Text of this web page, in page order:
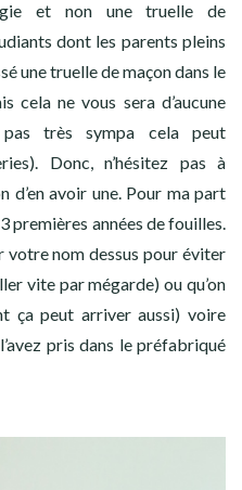
et non une truelle de
dont les parents pleins
une truelle de maçon dans le
cela ne vous sera d’aucune
très sympa cela peut
Donc, n’hésitez pas à
d’en avoir une. Pour ma part
premières années de fouilles.
votre nom dessus pour éviter
vite par mégarde) ou qu’on
ça peut arriver aussi) voire
pris dans le préfabriqué